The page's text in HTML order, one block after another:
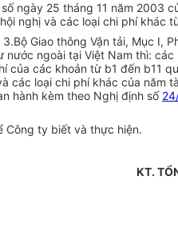
ngày 25 tháng 11 năm 2003
nghị và các loại chi phí khác
Giao thông Vận tải, Mục I,
ngoài tại Việt Nam thì:
của các khoản từ b1 đến b11
các loại chi phí khác của năm
hành kèm theo Nghị định số
Công ty biết và thực hiện.
KT.